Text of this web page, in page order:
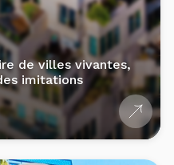
de villes vivantes,
imitations
3 min